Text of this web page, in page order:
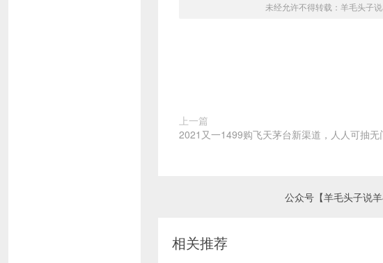
未经允许不得转载： 羊毛头子
上一篇
2021又一1499购飞天茅台新渠道，人人可抽无
公众号【羊毛头子说
相关推荐